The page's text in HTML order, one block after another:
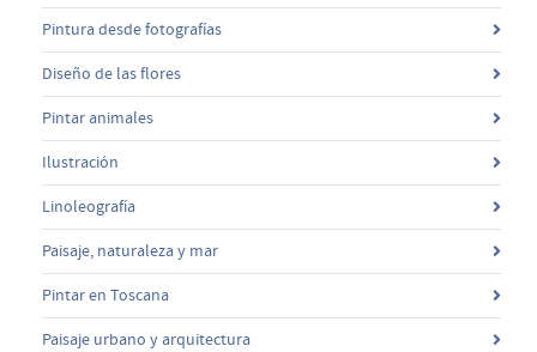
Pintura desde fotografías
Diseño de las flores
Pintar animales
Ilustración
Linoleografía
Paisaje, naturaleza y mar
Pintar en Toscana
Paisaje urbano y arquitectura